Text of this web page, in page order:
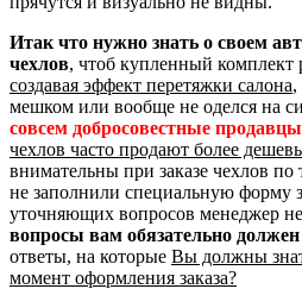
Итак что нужно знать о своем
чехлов, чтоб купленный комплект
создавая эффект перетяжки салона,
мешком или вообще не оделся на
совсем добросовестные продавцы
чехлов часто продают более
внимательны при заказе чехлов по
не заполнили специальную форму
уточняющих вопросов менеджер не
вопросы вам обязательно
ответы, на которые Вы должны
момент оформления заказа?